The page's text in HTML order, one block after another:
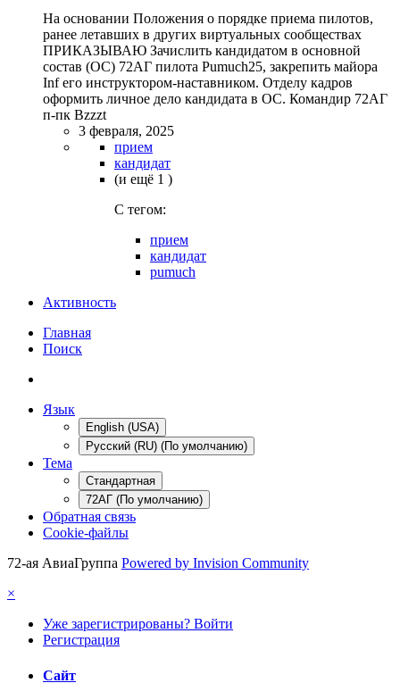
На основании Положения о порядке приема пилотов,
ранее летавших в других виртуальных сообществах
ПРИКАЗЫВАЮ Зачислить кандидатом в основной
состав (ОС) 72АГ пилота Pumuch25, закрепить майора
Inf его инструктором-наставником. Отделу кадров
оформить личное дело кандидата в ОС. Командир 72АГ
п-пк Bzzzt
3 февраля, 2025
прием
кандидат
(и ещё 1 )
C тегом:
прием
кандидат
pumuch
Активность
Главная
Поиск
Язык
English (USA)
Русский (RU) (По умолчанию)
Тема
Стандартная
72АГ (По умолчанию)
Обратная связь
Cookie-файлы
72-ая АвиаГруппа Powered by Invision Community
×
Уже зарегистрированы? Войти
Регистрация
Сайт